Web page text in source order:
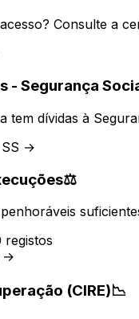
Consulte a
- Segurança
tem dívidas à
SS →
⚖️
registos
→
(CIRE)📉